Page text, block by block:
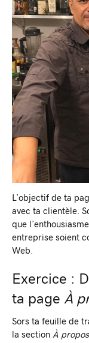
L’objectif de ta
avec ta clientèle.
que
entreprise soient
Web.
Exercice :
ta page À
Sors ta feuille de
la section À